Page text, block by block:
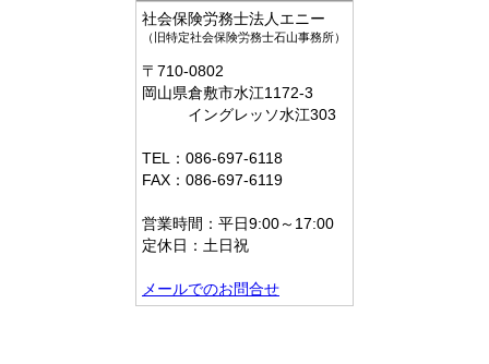
社会保険労務士法人エニー
（旧特定社会保険労務士石山事務所）
〒710-0802
岡山県倉敷市水江1172-3
イングレッソ水江303
TEL：086-697-6118
FAX：086-697-6119
営業時間：平日9:00～17:00
定休日：土日祝
メールでのお問合せ